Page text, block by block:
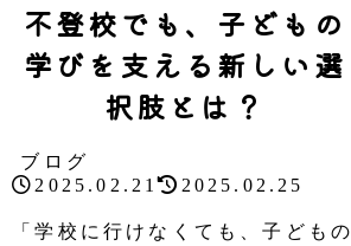
不登校でも、子どもの
学びを支える新しい選
択肢とは？
ブログ
2025.02.21
2025.02.25
「学校に行けなくても、子どもの